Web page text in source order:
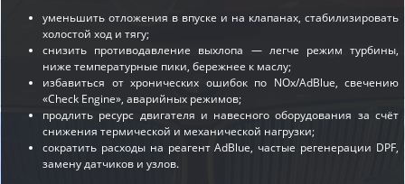
уменьшить отложения в впуске и на клапанах, стабилизировать
холостой ход и тягу;
снизить противодавление выхлопа — легче режим турбины,
ниже температурные пики, бережнее к маслу;
избавиться от хронических ошибок по NOx/AdBlue, свечению
«Check Engine», аварийных режимов;
продлить ресурс двигателя и навесного оборудования за счёт
снижения термической и механической нагрузки;
сократить расходы на реагент AdBlue, частые регенерации DPF,
замену датчиков и узлов.